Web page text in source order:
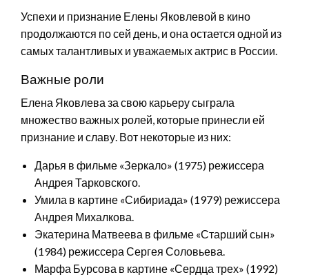
Успехи и признание Елены Яковлевой в кино
продолжаются по сей день, и она остается одной из
самых талантливых и уважаемых актрис в России.
Важные роли
Елена Яковлева за свою карьеру сыграла
множество важных ролей, которые принесли ей
признание и славу. Вот некоторые из них:
Дарья в фильме «Зеркало» (1975) режиссера
Андрея Тарковского.
Умила в картине «Сибириада» (1979) режиссера
Андрея Михалкова.
Экатерина Матвеева в фильме «Старший сын»
(1984) режиссера Сергея Соловьева.
Марфа Бурсова в картине «Сердца трех» (1992)